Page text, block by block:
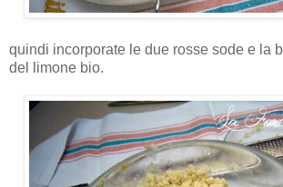
quindi incorporate le due rosse sode e la
del limone bio.